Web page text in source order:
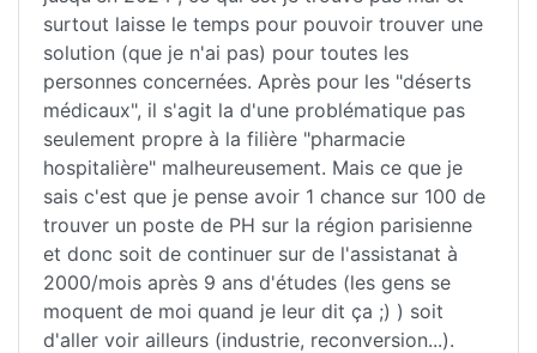
surtout laisse le temps pour pouvoir trouver une
solution (que je n'ai pas) pour toutes les
personnes concernées. Après pour les "déserts
médicaux", il s'agit la d'une problématique pas
seulement propre à la filière "pharmacie
hospitalière" malheureusement. Mais ce que je
sais c'est que je pense avoir 1 chance sur 100 de
trouver un poste de PH sur la région parisienne
et donc soit de continuer sur de l'assistanat à
2000/mois après 9 ans d'études (les gens se
moquent de moi quand je leur dit ça ;) ) soit
d'aller voir ailleurs (industrie, reconversion...).